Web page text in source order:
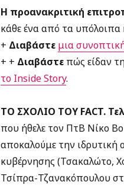
Η προανακριτική
κάθε ένα από τα υπόλοιπα
+ Διαβάστε μια
+ + Διαβάστεπώς είδαν
το Inside Story.
ΤΟ ΣΧΟΛΙΟ ΤΟΥ FACT.
που ήθελε τον ΠτΒ Νίκο
αποκαλούμε την ιδρυτική
κυβέρνησης (Τσακαλώτο,
Τσίπρα-Τζανακόπουλου